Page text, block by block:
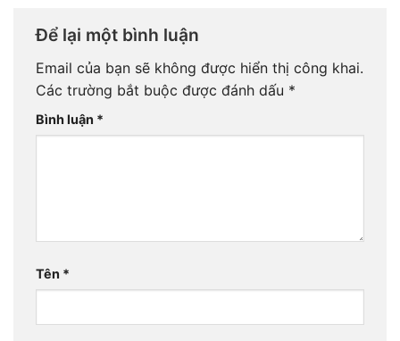
Để lại một bình luận
Email của bạn sẽ không được hiển thị công khai.
Các trường bắt buộc được đánh dấu *
Bình luận *
Tên *